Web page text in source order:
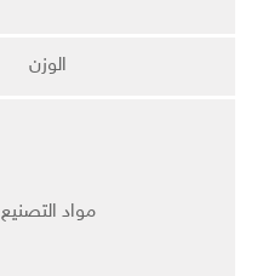
الوزن
مواد التصنيع